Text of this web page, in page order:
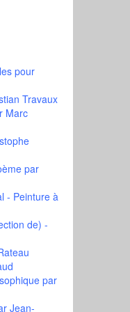
pour
Travaux
Marc
par
- Peinture à
de) -
par
Jean-